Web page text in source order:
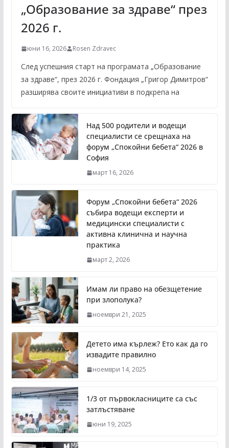
„Образование за здраве“ през
2026 г.
юни 16, 2026 Rosen Zdravec
След успешния старт на програмата „Образование
за здраве“, през 2026 г. Фондация „Григор Димитров“
разширява своите инициативи в подкрепа на
Над 500 родители и водещи
специалисти се срещнаха на
форум „Спокойни бебета“ 2026 в
София
март 16, 2026
Форум „Спокойни бебета“ 2026
събира водещи експерти и
медицински специалисти с
активна клинична и научна
практика
март 2, 2026
Имам ли право на обезщетение
при злополука?
ноември 21, 2025
Детето има кърлеж? Ето как да го
извадите правилно
ноември 14, 2025
1/3 от първокласниците са със
затлъстяване
юни 19, 2025